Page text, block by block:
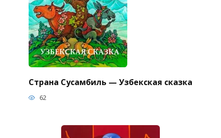
Страна Сусамбиль — Узбекская сказка
62